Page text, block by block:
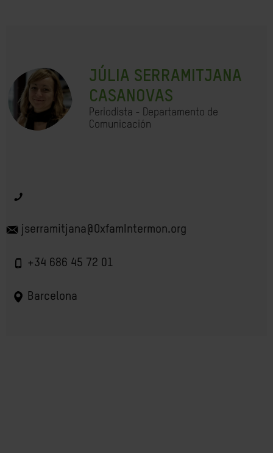
JÚLIA SERRAMITJANA
CASANOVAS
Periodista - Departamento de
Comunicación
jserramitjana@OxfamIntermon.org
+34 686 45 72 01
Barcelona